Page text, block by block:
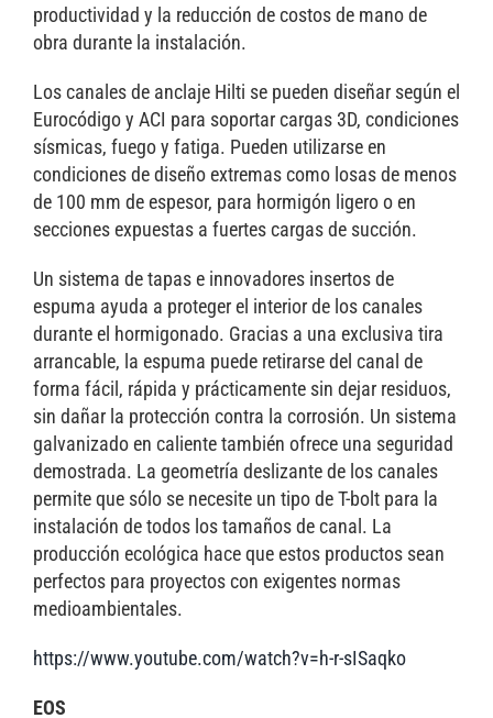
productividad y la reducción de costos de mano de
obra durante la instalación.
Los canales de anclaje Hilti se pueden diseñar según el
Eurocódigo y ACI para soportar cargas 3D, condiciones
sísmicas, fuego y fatiga. Pueden utilizarse en
condiciones de diseño extremas como losas de menos
de 100 mm de espesor, para hormigón ligero o en
secciones expuestas a fuertes cargas de succión.
Un sistema de tapas e innovadores insertos de
espuma ayuda a proteger el interior de los canales
durante el hormigonado. Gracias a una exclusiva tira
arrancable, la espuma puede retirarse del canal de
forma fácil, rápida y prácticamente sin dejar residuos,
sin dañar la protección contra la corrosión. Un sistema
galvanizado en caliente también ofrece una seguridad
demostrada. La geometría deslizante de los canales
permite que sólo se necesite un tipo de T-bolt para la
instalación de todos los tamaños de canal. La
producción ecológica hace que estos productos sean
perfectos para proyectos con exigentes normas
medioambientales.
https://www.youtube.com/watch?v=h-r-sISaqko
EOS